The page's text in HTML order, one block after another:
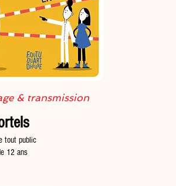
& transmission
tout public
12 ans